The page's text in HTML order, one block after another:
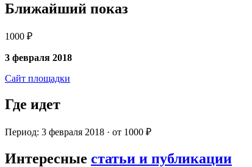
Ближайший показ
1000 ₽
3 февраля 2018
Сайт площадки
Где идет
Период: 3 февраля 2018 · от 1000 ₽
Интересные статьи и публикации